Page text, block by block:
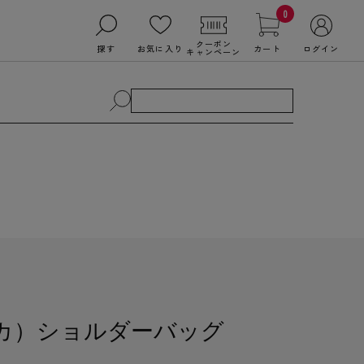
探す お気に入り クーポン
キャンペーン
0
カート ログイン
）ショルダーバッグ